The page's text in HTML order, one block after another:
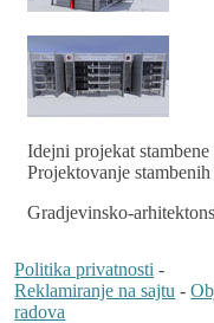
Idejni projekat
Projektovanje stambenih
Gradjevinsko-
Politika privatnosti -
Reklamiranje na sajtu -
radova